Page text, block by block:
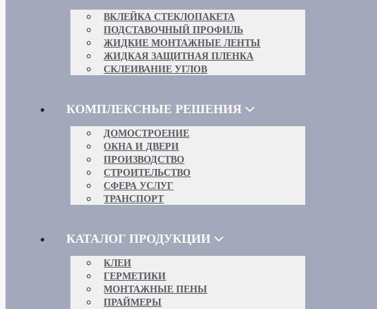
ВКЛЕЙКА СТЕКЛОПАКЕТА
ПОДСТАВОЧНЫЙ ПРОФИЛЬ
ЖИДКИЕ МОНТАЖНЫЕ ЛЕНТЫ
ЖИДКАЯ ЗАЩИТНАЯ ПЛЕНКА
СКЛЕИВАНИЕ УГЛОВ
КОМПЛЕКСНЫЕ РЕШЕНИЯ
ДОМОСТРОЕНИЕ
ОКНА И ДВЕРИ
ПРОИЗВОДСТВО
СТРОИТЕЛЬСТВО
СФЕРА УСЛУГ
ТРАНСПОРТ
КАТАЛОГ ПРОДУКЦИИ
КЛЕИ
ГЕРМЕТИКИ
МОНТАЖНЫЕ ПЕНЫ
ПРАЙМЕРЫ